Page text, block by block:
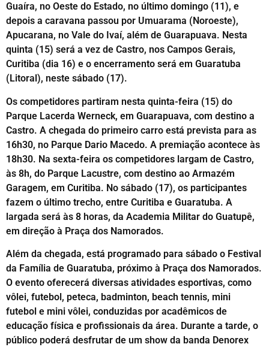
Guaíra, no Oeste do Estado, no último domingo (11), e
depois a caravana passou por Umuarama (Noroeste),
Apucarana, no Vale do Ivaí, além de Guarapuava. Nesta
quinta (15) será a vez de Castro, nos Campos Gerais,
Curitiba (dia 16) e o encerramento será em Guaratuba
(Litoral), neste sábado (17).
Os competidores partiram nesta quinta-feira (15) do
Parque Lacerda Werneck, em Guarapuava, com destino a
Castro. A chegada do primeiro carro está prevista para as
16h30, no Parque Dario Macedo. A premiação acontece às
18h30. Na sexta-feira os competidores largam de Castro,
às 8h, do Parque Lacustre, com destino ao Armazém
Garagem, em Curitiba. No sábado (17), os participantes
fazem o último trecho, entre Curitiba e Guaratuba. A
largada será às 8 horas, da Academia Militar do Guatupê,
em direção à Praça dos Namorados.
Além da chegada, está programado para sábado o Festival
da Família de Guaratuba, próximo à Praça dos Namorados.
O evento oferecerá diversas atividades esportivas, como
vôlei, futebol, peteca, badminton, beach tennis, mini
futebol e mini vôlei, conduzidas por acadêmicos de
educação física e profissionais da área. Durante a tarde, o
público poderá desfrutar de um show da banda Denorex